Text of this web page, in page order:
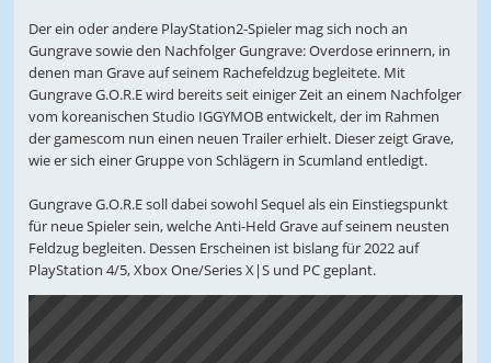
Der ein oder andere PlayStation2-Spieler mag sich noch an
Gungrave sowie den Nachfolger Gungrave: Overdose erinnern, in
denen man Grave auf seinem Rachefeldzug begleitete. Mit
Gungrave G.O.R.E wird bereits seit einiger Zeit an einem Nachfolger
vom koreanischen Studio IGGYMOB entwickelt, der im Rahmen
der gamescom nun einen neuen Trailer erhielt. Dieser zeigt Grave,
wie er sich einer Gruppe von Schlägern in Scumland entledigt.
Gungrave G.O.R.E soll dabei sowohl Sequel als ein Einstiegspunkt
für neue Spieler sein, welche Anti-Held Grave auf seinem neusten
Feldzug begleiten. Dessen Erscheinen ist bislang für 2022 auf
PlayStation 4/5, Xbox One/Series X|S und PC geplant.